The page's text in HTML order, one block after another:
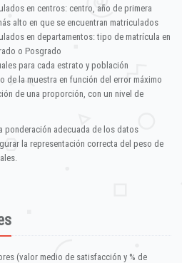
en centros: centro, año de primera
alto en que se encuentran matriculados
en departamentos: tipo de matrícula en
o Posgrado
para cada estrato y población
de la muestra en función del error máximo
de una proporción, con un nivel de
ponderación adecuada de los datos
la representación correcta del peso de
(valor medio de satisfacción y % de